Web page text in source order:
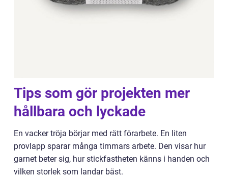
Tips som gör projekten mer
hållbara och lyckade
En vacker tröja börjar med rätt förarbete. En liten
provlapp sparar många timmars arbete. Den visar hur
garnet beter sig, hur stickfastheten känns i handen och
vilken storlek som landar bäst.